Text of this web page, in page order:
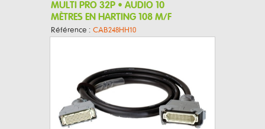
MULTI PRO 32P • AUDIO 10
MÈTRES EN HARTING 108 M/F
Référence : CAB248HH10